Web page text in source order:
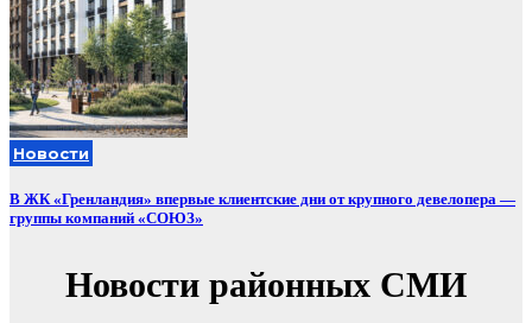
Новости
В ЖК «Гренландия» впервые клиентские дни от крупного девелопера —
группы компаний «СОЮЗ»